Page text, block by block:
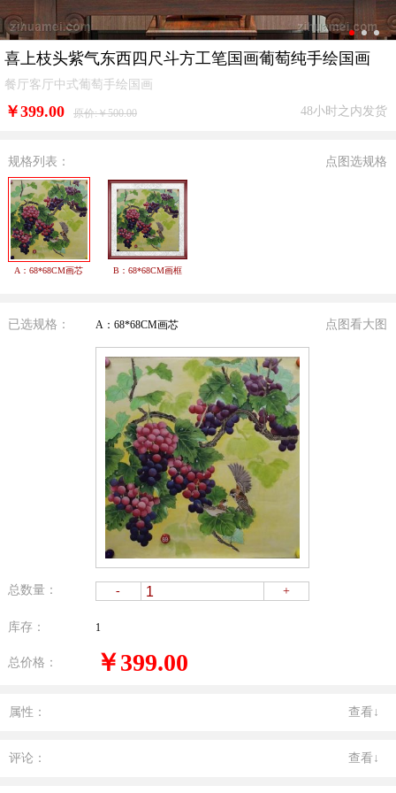
喜上枝头紫气东西四尺斗方工笔国画葡萄纯手绘国画
餐厅客厅中式葡萄手绘国画
￥399.00 原价:￥500.00 48小时之内发货
规格列表： 点图选规格
A：68*68CM画芯 B：68*68CM画框
已选规格： A：68*68CM画芯 点图看大图
总数量： - +
库存： 1
总价格： ￥399.00
属性： 查看↓
评论： 查看↓